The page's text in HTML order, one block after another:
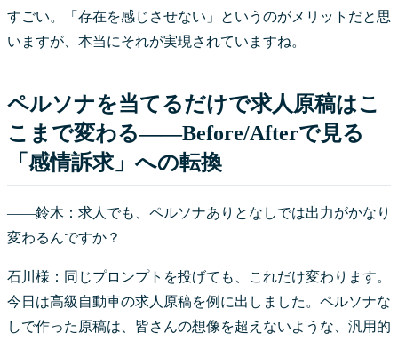
すごい。「存在を感じさせない」というのがメリットだと思
いますが、本当にそれが実現されていますね。
ペルソナを当てるだけで求人原稿はこ
こまで変わる——Before/Afterで見る
「感情訴求」への転換
――鈴木：求人でも、ペルソナありとなしでは出力がかなり
変わるんですか？
石川様：同じプロンプトを投げても、これだけ変わります。
今日は高級自動車の求人原稿を例に出しました。ペルソナな
しで作った原稿は、皆さんの想像を超えないような、汎用的